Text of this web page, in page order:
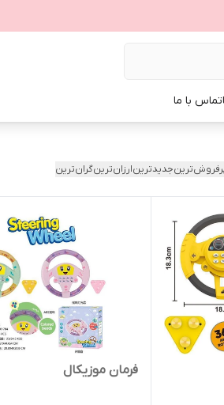
تماس با ما
جدیدترینارزان‌ترینگران‌ترین
فرمان موزیکال